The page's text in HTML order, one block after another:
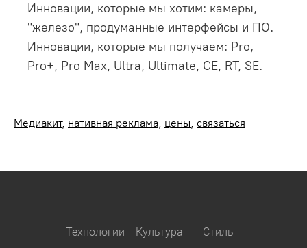
Инновации, которые мы хотим: камеры,
"железо", продуманные интерфейсы и ПО.
Инновации, которые мы получаем: Pro,
Pro+, Pro Max, Ultra, Ultimate, CE, RT, SE.
Медиакит, нативная реклама, цены, связаться
Технологии Культура Стиль